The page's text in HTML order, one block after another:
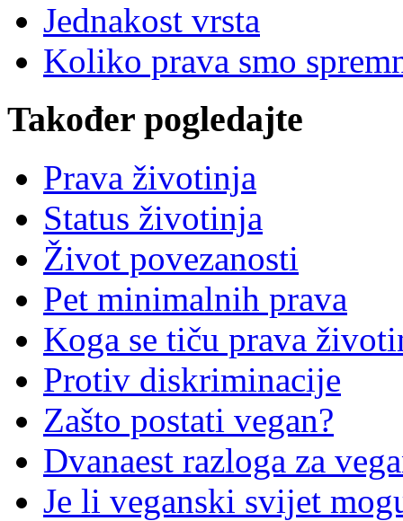
Jednakost vrsta
Koliko prava smo
Također pogledajte
Prava životinja
Status životinja
Život povezanosti
Pet minimalnih prava
Koga se tiču prava
Protiv diskriminacije
Zašto postati vegan?
Dvanaest razloga za
Je li veganski svijet